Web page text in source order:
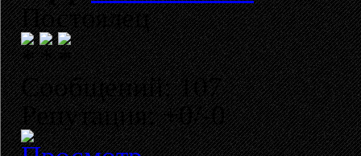
Постоялец
Сообщений: 107
Репутация: +0/-0